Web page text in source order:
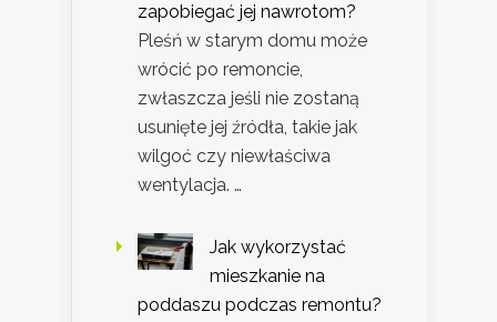
zapobiegać jej nawrotom?
Pleśń w starym domu może
wrócić po remoncie,
zwłaszcza jeśli nie zostaną
usunięte jej źródła, takie jak
wilgoć czy niewłaściwa
wentylacja. …
Jak wykorzystać
mieszkanie na
poddaszu podczas remontu?